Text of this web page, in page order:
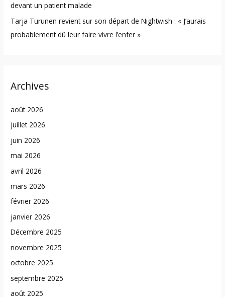
devant un patient malade
Tarja Turunen revient sur son départ de Nightwish : « J’aurais
probablement dû leur faire vivre l’enfer »
Archives
août 2026
juillet 2026
juin 2026
mai 2026
avril 2026
mars 2026
février 2026
janvier 2026
Décembre 2025
novembre 2025
octobre 2025
septembre 2025
août 2025